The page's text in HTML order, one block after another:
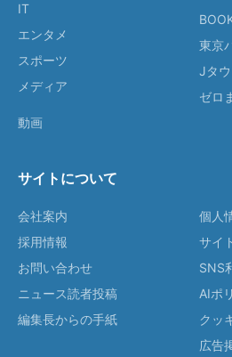
IT
エンタメ
スポーツ
メディア
動画
東京
Jタ
ゼロ
サイトについて
会社案内
採用情報
お問い合わせ
ニュース読者投稿
編集長からの手紙
個人
サイ
SNS
AIポ
クッ
広告